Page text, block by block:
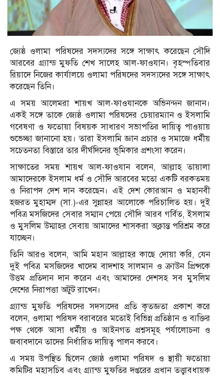
জ্যেষ্ঠ ওলামা পরিষদের সদস্যদের সঙ্গে সাক্ষাৎ করেছেন সৌদি
আরবের গ্র্যান্ড মুফতি শেখ সালেহ আল-ফাওযান। বৃহস্পতিবার
রিয়াদে নিজের কার্যালয়ে ওলামা পরিষদের সদস্যদের সঙ্গে সাক্ষাৎ
করেছেন তিনি।
এ সময় আলেমরা শায়খ আল-ফাওযানকে অভিনন্দন জানান।
একই সঙ্গে তাকে জ্যেষ্ঠ ওলামা পরিষদের চেয়ারম্যান ও ইসলামি
গবেষণা ও ফতোয়া বিষয়ক সাধারণ সভাপতির দায়িত্ব পাওয়ায়
শুভেচ্ছা জানানো হয়। তারা ইসলামি জ্ঞান প্রচার ও সমাজে ধর্মীয়
সচেতনতা বিস্তারে তার দীর্ঘদিনের ভূমিকার প্রশংসা করেন।
সাক্ষাতের সময় শায়খ আল-ফাওযান বলেন, আল্লাহ তায়ালা
আমাদেরকে ইসলাম ধর্ম ও সৌদি আরবের মতো একটি বরকতময়
ও নিরাপদ দেশ দান করেছেন। এই দেশ কোরআন ও মহানবী
হজরত মুহাম্মদ (সা.)-এর সুন্নাহর আলোকে পরিচালিত হয়। দুই
পবিত্র মসজিদের সেবার সম্মান পেয়ে সৌদি আরব গর্বিত, ইসলাম
ও মুসলিম উম্মাহর সেবায় আমাদের শাসকরা অক্লান্ত পরিশ্রম করে
যাচ্ছেন।
তিনি আরও বলেন, আমি মহান আল্লাহর কাছে দোয়া করি, যেন
দুই পবিত্র মসজিদের খাদেম বাদশাহ সালমান ও ক্রাউন প্রিন্সকে
উত্তম প্রতিদান দান করেন এবং আমাদের দেশসহ সব মুসলিম
দেশের নিরাপত্তা অটুট রাখেন।
গ্র্যান্ড মুফতি পরিষদের সদস্যদের প্রতি কৃতজ্ঞতা প্রকাশ করে
বলেন, ওলামা পরিষদ বরাবরের মতোই বিভিন্ন প্রতিষ্ঠান ও ব্যক্তির
পক্ষ থেকে আসা ধর্মীয় ও আইনগত প্রশ্নসমূহ পর্যালোচনা ও
জবাবদানে তাদের নির্ধারিত দায়িত্ব পালন করবে।
এ সময় উপস্থিত ছিলেন জ্যেষ্ঠ ওলামা পরিষদ ও স্থায়ী ফতোয়া
কমিটির মহাসচিব এবং গ্র্যান্ড মুফতির দপ্তরের প্রধান তত্ত্বাবধায়ক